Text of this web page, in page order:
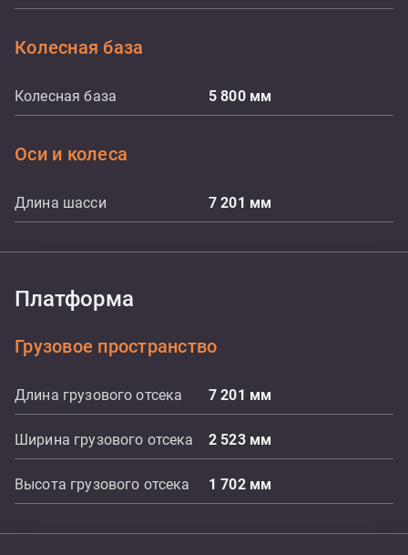
Колесная база
Колесная база 5 800 мм
Оси и колеса
Длина шасси 7 201 мм
Платформа
Грузовое пространство
Длина грузового отсека 7 201 мм
Ширина грузового отсека 2 523 мм
Высота грузового отсека 1 702 мм